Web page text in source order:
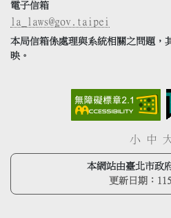
電子信箱
la_laws@gov.taipei
本局信箱係處理與系統相關之問題，
映。
小 中
本網站由臺北市政
更新日期：